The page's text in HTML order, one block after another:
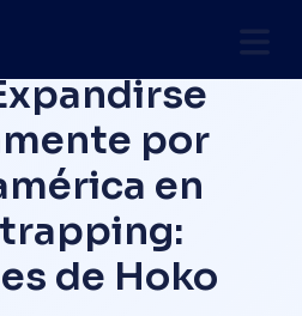
por
en
de Hoko